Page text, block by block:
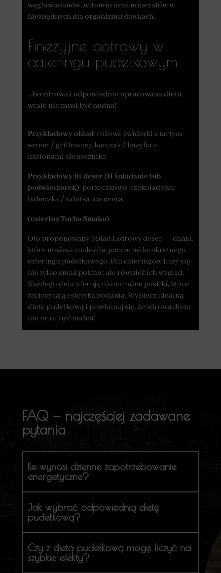
węglowodanów, witamin oraz minerałów w
niezbędnych dla organizmu dawkach.
Finezyjne potrawy w
cateringu pudełkowym
…bo zdrowa i odpowiednio opracowana dieta
wcale nie musi być nudna!
Przykładowy obiad: różowe świderki z tartym
serem / grillowany kurczak / bazylia z
nasionami słonecznika
Przykładowy fit deser (II śniadanie lub
podwieczorek): porzeczkowo-czekoladowa
babeczka / sałatka owocowa
(catering Torba Smaku)
Oto proponowany obiad i zdrowy deser — dania,
które możesz znaleźć w paczce od konkretnego
cateringu pudełkowego. Dla cateringów liczy się
nie tylko smak potraw, ale również ich wygląd.
Każdego dnia oferują różnorodne posiłki, które
zachwycają estetyką podania. Wybierz idealną
dietę pudełkową i przekonaj się, że zdrowa dieta
nie musi być nudna!
FAQ — najczęściej zadawane
pytania
Ile wynosi dzienne zapotrzebowanie
energetyczne?
Jak wybrać odpowiednią dietę
pudełkową?
Czy z dietą pudełkową mogę liczyć na
szybkie efekty?